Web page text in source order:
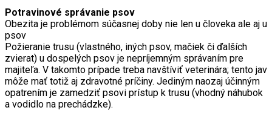
Potravinové správanie psov
Obezita je problémom súčasnej doby nie len u človeka ale aj u
psov
Požieranie trusu (vlastného, iných psov, mačiek či ďalších
zvierat) u dospelých psov je nepríjemným správaním pre
majiteľa. V takomto prípade treba navštíviť veterinára; tento jav
môže mať totiž aj zdravotné príčiny. Jediným naozaj účinným
opatrením je zamedziť psovi prístup k trusu (vhodný náhubok
a vodidlo na prechádzke).